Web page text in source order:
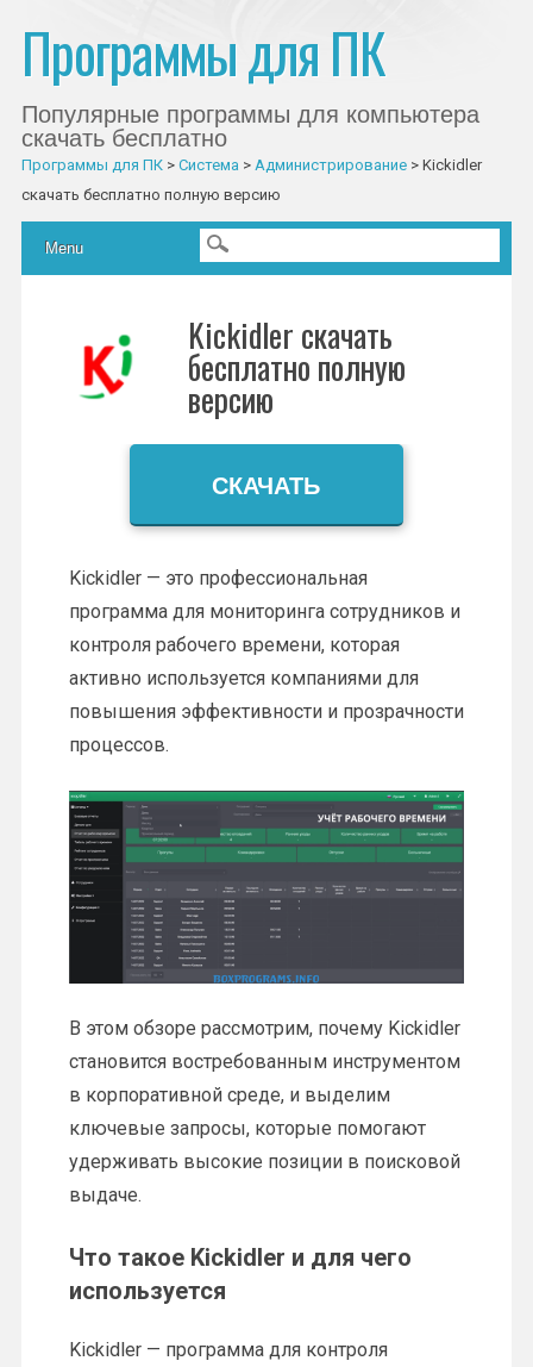
Программы для ПК
Популярные программы для компьютера
скачать бесплатно
Программы для ПК> Система > Администрирование> Kickidler
скачать бесплатно полную версию
Главное меню
Skip to content
Menu
Kickidler скачать
бесплатно полную
версию
СКАЧАТЬ
Kickidler — это профессиональная
программа для мониторинга сотрудников и
контроля рабочего времени, которая
активно используется компаниями для
повышения эффективности и прозрачности
процессов.
В этом обзоре рассмотрим, почему Kickidler
становится востребованным инструментом
в корпоративной среде, и выделим
ключевые запросы, которые помогают
удерживать высокие позиции в поисковой
выдаче.
Что такое Kickidler и для чего
используется
Kickidler — программа для контроля